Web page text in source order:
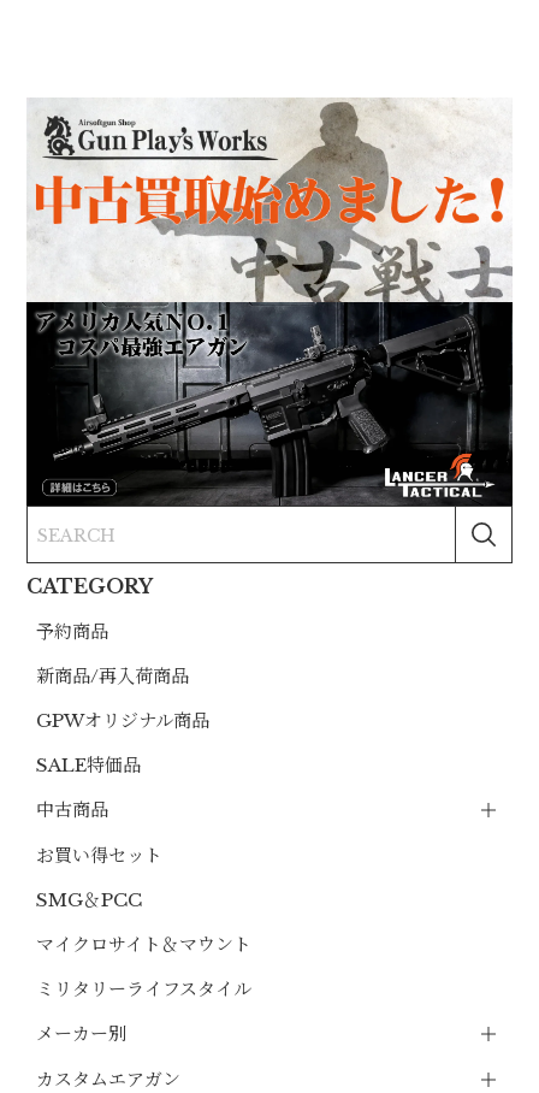
CATEGORY
予約商品
新商品/再入荷商品
GPWオリジナル商品
SALE特価品
中古商品
お買い得セット
SMG＆PCC
マイクロサイト＆マウント
ミリタリーライフスタイル
メーカー別
カスタムエアガン